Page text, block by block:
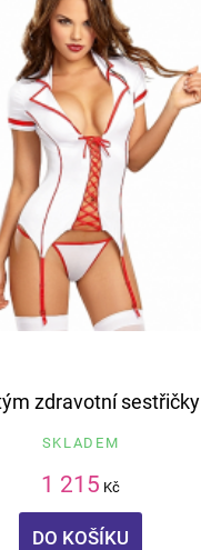
zdravotní sestřičky
SKLADEM
1 215 Kč
DO KOŠÍKU